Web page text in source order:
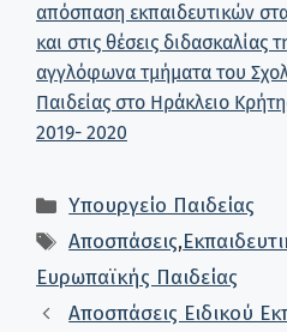
απόσπαση εκπαιδευτικών
και στις θέσεις διδασκαλίας
αγγλόφωνα τμήματα του
Παιδείας στο Ηράκλειο
2019- 2020
Κατηγορίες
Υπουργείο Παιδείας
Ετικέτες
Αποσπάσεις,
Ευρωπαϊκής Παιδείας
Αποσπάσεις Ειδικού